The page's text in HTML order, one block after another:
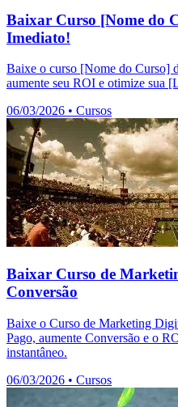
Baixar Curso [Nome do
Imediato!
Baixe o curso [Nome do
aumente seu ROI e otimize sua
06/03/2026 • Cursos
Baixar Curso de
Conversão
Baixe o Curso de Marketing
Pago, aumente Conversão e o
instantâneo.
06/03/2026 • Cursos